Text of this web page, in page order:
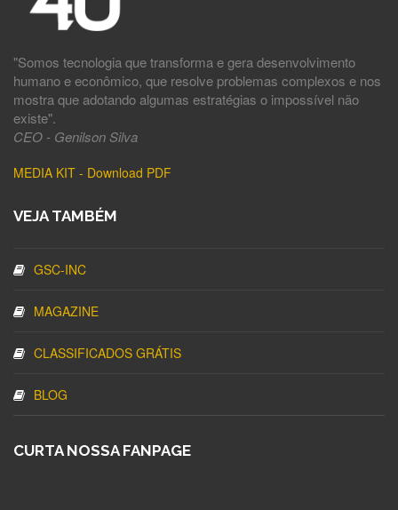
"Somos tecnologia que transforma e gera desenvolvimento
humano e econômico, que resolve problemas complexos e nos
mostra que adotando algumas estratégias o impossível não
existe".
CEO - Genilson Silva
MEDIA KIT - Download PDF
VEJA TAMBÉM
GSC-INC
MAGAZINE
CLASSIFICADOS GRÁTIS
BLOG
CURTA NOSSA FANPAGE